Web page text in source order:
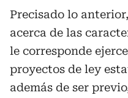
Precisado lo
acerca de las
le corresponde
proyectos de ley
además de ser